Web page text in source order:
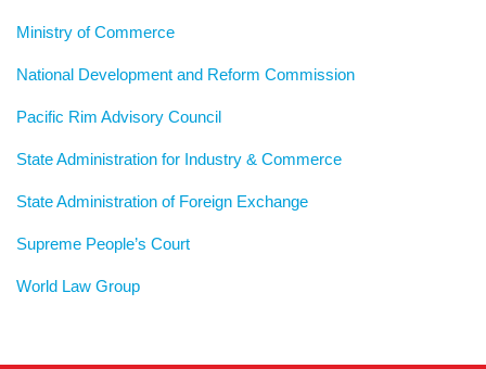
Ministry of Commerce
National Development and Reform Commission
Pacific Rim Advisory Council
State Administration for Industry & Commerce
State Administration of Foreign Exchange
Supreme People’s Court
World Law Group